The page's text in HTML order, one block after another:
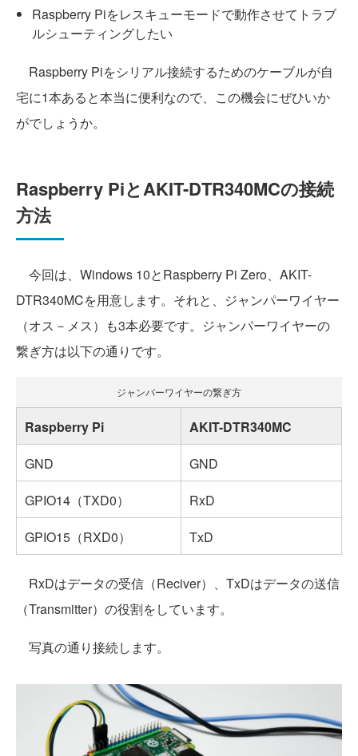
Raspberry Piをレスキューモードで動作させてトラブ
ルシューティングしたい
Raspberry Piをシリアル接続するためのケーブルが自
宅に1本あると本当に便利なので、この機会にぜひいか
がでしょうか。
Raspberry PiとAKIT-DTR340MCの接続
方法
今回は、Windows 10とRaspberry Pi Zero、AKIT-
DTR340MCを用意します。それと、ジャンパーワイヤー
（オス－メス）も3本必要です。ジャンパーワイヤーの
繋ぎ方は以下の通りです。
ジャンパーワイヤーの繋ぎ方
Raspberry Pi
AKIT-DTR340MC
GND
GND
GPIO14（TXD0）
RxD
GPIO15（RXD0）
TxD
RxDはデータの受信（Reciver）、TxDはデータの送信
（Transmitter）の役割をしています。
写真の通り接続します。